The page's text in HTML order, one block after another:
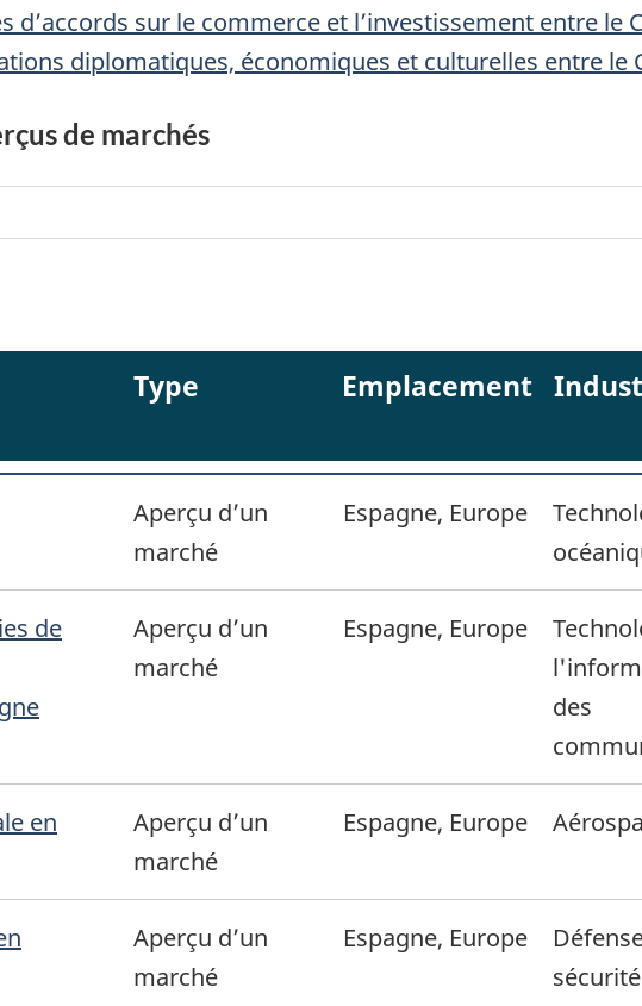
d’accords sur le commerce et l’investissement entre le
diplomatiques, économiques et culturelles entre le
de marchés
Type Emplacement
Aperçu d’un
marché
Espagne, Europe
de
Aperçu d’un
marché
Espagne, Europe
des
en
Aperçu d’un
marché
Espagne, Europe
Aperçu d’un
marché
Espagne, Europe
sécurité